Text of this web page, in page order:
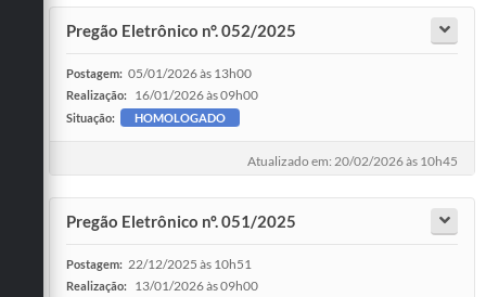
Pregão Eletrônico n°. 052/2025
Postagem: 05/01/2026 às 13h00
Realização: 16/01/2026 às 09h00
Situação: HOMOLOGADO
Atualizado em: 20/02/2026 às 10h45
Pregão Eletrônico nº. 051/2025
Postagem: 22/12/2025 às 10h51
Realização: 13/01/2026 às 09h00